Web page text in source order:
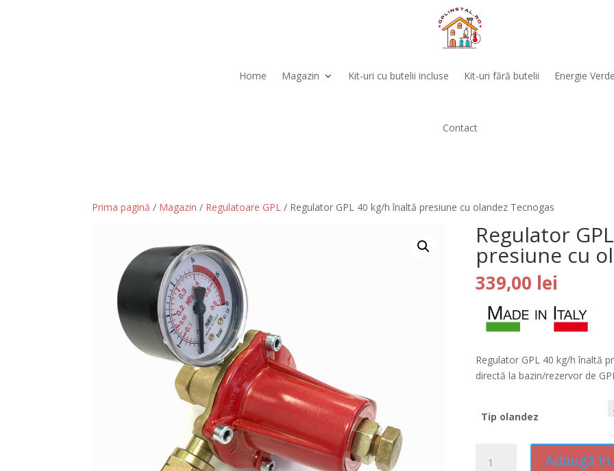
Home Magazin Kit-uri cu butelii incluse Kit-uri fără butelii Energie
Contact
Prima pagină / Magazin / Regulatoare GPL / Regulator GPL 40 kg/h înaltă presiune cu olandez Tecnogas
Regulator
presiune cu
339,00 lei
Regulator GPL 40 kg/h înaltă
directă la bazin/rezervor de
Tip olandez
Regulator
Adaugă în